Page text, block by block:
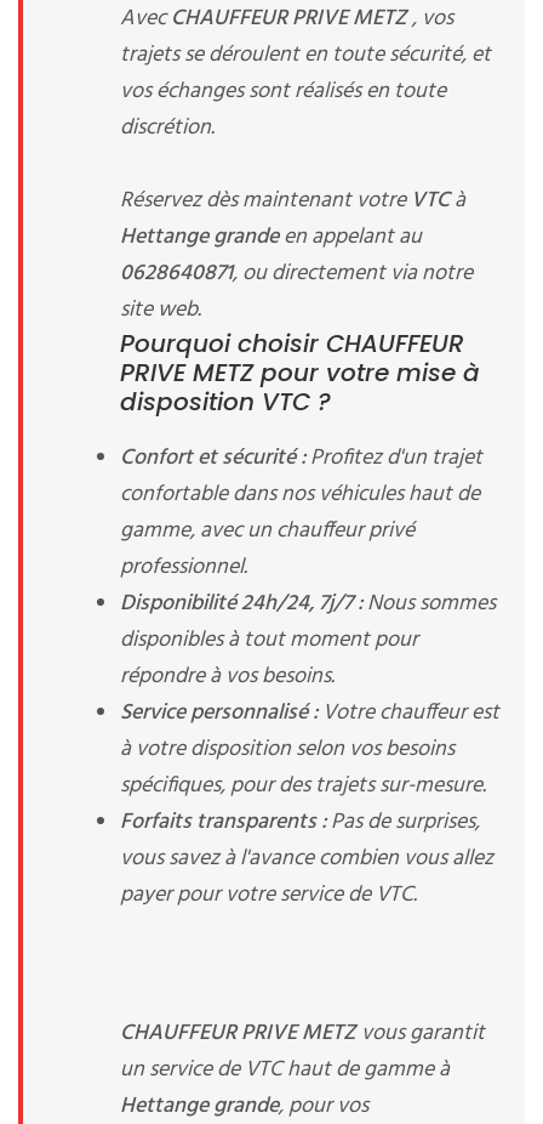
AvecCHAUFFEUR PRIVE METZ, vos
trajets se déroulent en toute sécurité, et
vos échanges sont réalisés en toute
discrétion.
Réservez dès maintenant votre VTCà
Hettange grandeen appelant au
0628640871, ou directement via notre
site web.
Pourquoi choisir CHAUFFEUR
PRIVE METZ pour votre mise à
disposition VTC ?
Confort et sécurité :Profitez d'un trajet
confortable dans nos véhicules haut de
gamme, avec un chauffeur privé
professionnel.
Disponibilité 24h/24, 7j/7 :Nous sommes
disponibles à tout moment pour
répondre à vos besoins.
Service personnalisé :Votre chauffeur est
à votre disposition selon vos besoins
spécifiques, pour des trajets sur-mesure.
Forfaits transparents :Pas de surprises,
vous savez à l'avance combien vous allez
payer pour votre service de VTC.
CHAUFFEUR PRIVE METZvous garantit
un service de VTC haut de gamme à
Hettange grande, pour vos